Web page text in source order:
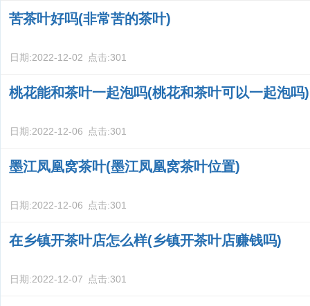
苦茶叶好吗(非常苦的茶叶)
日期:2022-12-02 点击:301
桃花能和茶叶一起泡吗(桃花和茶叶可以一起泡吗)
日期:2022-12-06 点击:301
墨江凤凰窝茶叶(墨江凤凰窝茶叶位置)
日期:2022-12-06 点击:301
在乡镇开茶叶店怎么样(乡镇开茶叶店赚钱吗)
日期:2022-12-07 点击:301